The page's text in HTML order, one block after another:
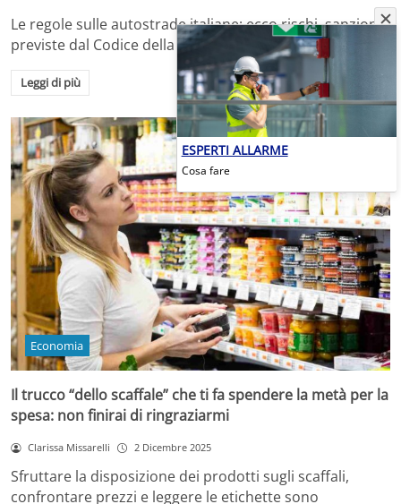
Le regole sulle autostrade italiane: ecco rischi, sanzioni
previste dal Codice della Strada e come…
Leggi di più
Economia
Il trucco “dello scaffale” che ti fa spendere la metà per la
spesa: non finirai di ringraziarmi
Clarissa Missarelli 2 Dicembre 2025
Sfruttare la disposizione dei prodotti sugli scaffali,
confrontare prezzi e leggere le etichette sono
ESPERTI ALLARME
Cosa fare